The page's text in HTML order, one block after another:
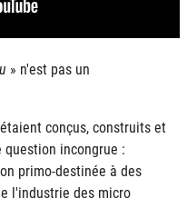
» n'est pas un
conçus, construits et
question incongrue :
primo-destinée à des
l'industrie des micro